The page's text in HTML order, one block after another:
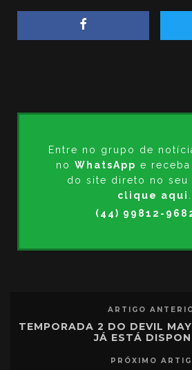
Entre no grupo de
no WhatsApp e
do site direto no seu
clique aqui
(44) 99812-
ARTIGO
TEMPORADA 2 DO DEVIL
JÁ ESTÁ
PRÓXIMO